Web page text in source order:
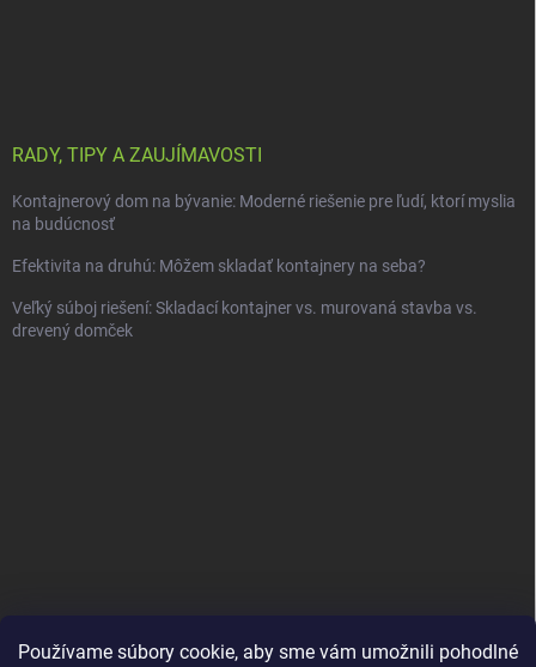
Používame súbory cookie, aby sme vám umožnili pohodlné
RADY, TIPY A ZAUJÍMAVOSTI
Kontajnerový dom na bývanie: Moderné riešenie pre ľudí, ktorí myslia
na budúcnosť
Efektivita na druhú: Môžem skladať kontajnery na seba?
Veľký súboj riešení: Skladací kontajner vs. murovaná stavba vs.
drevený domček